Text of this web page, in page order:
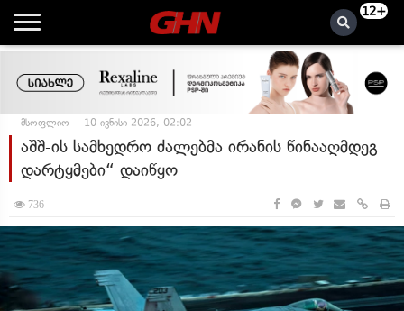
12+
მსოფლიო 10 ივნისი 2026, 02:02
აშშ-ის სამხედრო ძალებმა ირანის წინააღმდეგ
დარტყმები“ დაიწყო
736